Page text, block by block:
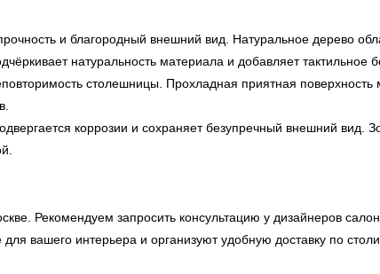
и благородный внешний вид. Натуральное дерево
натуральность материала и добавляет тактильное
столешницы. Прохладная приятная
коррозии и сохраняет безупречный внешний вид.
Рекомендуем запросить консультацию у дизайнеров
вашего интерьера и организуют удобную доставку по